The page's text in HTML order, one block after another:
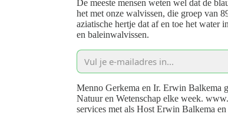
De meeste mensen weten wel dat de
het met onze walvissen, die groep van
aziatische hertje dat af en toe het water
en baleinwalvissen.
Menno Gerkema en Ir. Erwin Balkema
Natuur en Wetenschap elke week.
services met als Host Erwin Balkema